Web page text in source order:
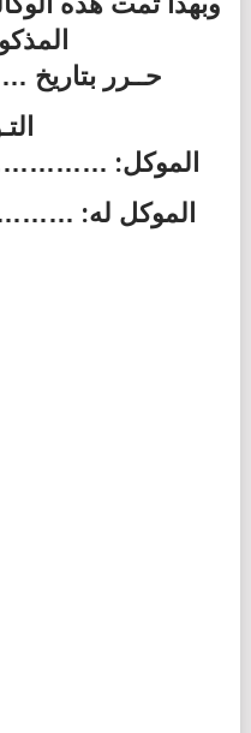
حــرر
الموكل:
الموكل له: